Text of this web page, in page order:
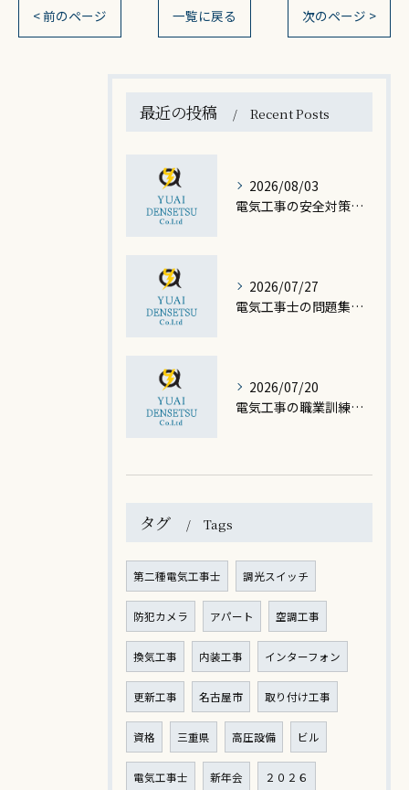
< 前のページ 一覧に戻る 次のページ >
最近の投稿 Recent Posts
2026/08/03
電気工事の安全対策と愛知県の現場で事故を防ぐ最新基準を徹底解説
2026/07/27
電気工事士の問題集を活用した効率学習と合格への最短ステップガイド
2026/07/20
電気工事の職業訓練を愛知県で受けて未経験から就職を叶える詳しいステップ
タグ Tags
第二種電気工事士 調光スイッチ
防犯カメラ アパート 空調工事
換気工事 内装工事 インターフォン
更新工事 名古屋市 取り付け工事
資格 三重県 高圧設備 ビル
電気工事士 新年会 ２０２６